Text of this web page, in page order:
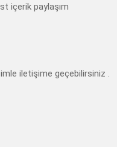
içerik paylaşım
iletişime geçebilirsiniz .